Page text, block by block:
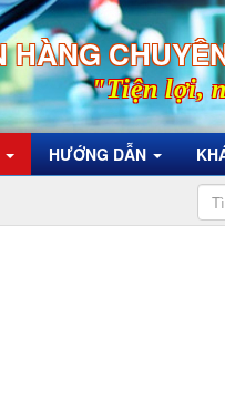
HÀNG
"Tiện lợi,
HƯỚNG DẪN